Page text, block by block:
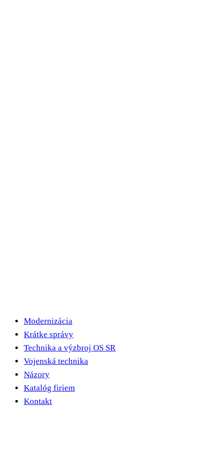
Modernizácia
Krátke správy
Technika a výzbroj OS SR
Vojenská technika
Názory
Katalóg firiem
Kontakt